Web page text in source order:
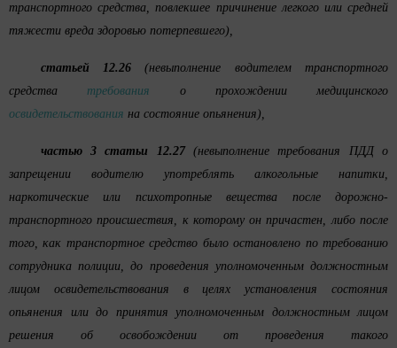
транспортного средства, повлекшее причинение легкого или средней
тяжести вреда здоровью потерпевшего),
статьей 12.26 (невыполнение водителем транспортного
средстватребования о прохождении медицинского
освидетельствования на состояние опьянения),
частью 3 статьи 12.27(невыполнение требования ПДД о
запрещении водителю употреблять алкогольные напитки,
наркотические или психотропные вещества после дорожно-
транспортного происшествия, к которому он причастен, либо после
того, как транспортное средство было остановлено по требованию
сотрудника полиции, до проведения уполномоченным должностным
лицом освидетельствования в целях установления состояния
опьянения или до принятия уполномоченным должностным лицом
решения об освобождении от проведения такого